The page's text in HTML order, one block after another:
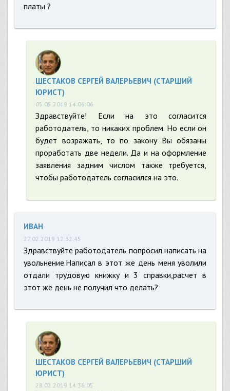
платы ?
ШЕСТАКОВ СЕРГЕЙ ВАЛЕРЬЕВИЧ (СТАРШИЙ
ЮРИСТ)
05.05.2019 14:06:06
Здравствуйте! Если на это согласится
работодатель, то никаких проблем. Но если он
будет возражать, то по закону Вы обязаны
проработать две недели. Да и на оформление
заявления задним числом также требуется,
чтобы работодатель согласился на это.
ИВАН
27.02.2019 12:32:45
Здравствуйте работодатель попросил написать на
увольнение.Написал в этот же день меня уволили
отдали трудовую книжку и 3 справки,расчет в
этот же день не получил что делать?
ШЕСТАКОВ СЕРГЕЙ ВАЛЕРЬЕВИЧ (СТАРШИЙ
ЮРИСТ)
28.02.2019 14:36:05